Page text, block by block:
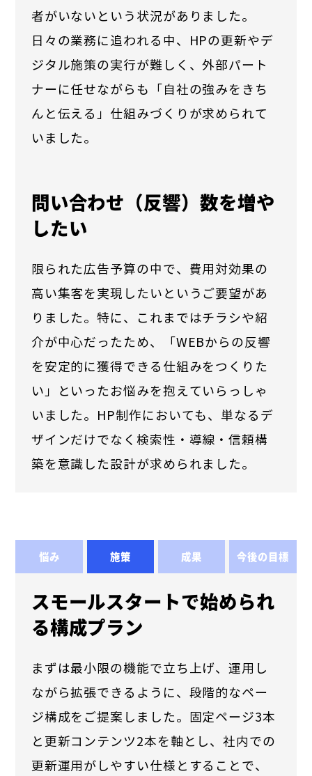
者がいないという状況がありました。
日々の業務に追われる中、HPの更新やデ
ジタル施策の実行が難しく、外部パート
ナーに任せながらも「自社の強みをきち
んと伝える」仕組みづくりが求められて
いました。
問い合わせ（反響）数を増や
したい
限られた広告予算の中で、費用対効果の
高い集客を実現したいというご要望があ
りました。特に、これまではチラシや紹
介が中心だったため、「WEBからの反響
を安定的に獲得できる仕組みをつくりた
い」といったお悩みを抱えていらっしゃ
いました。HP制作においても、単なるデ
ザインだけでなく検索性・導線・信頼構
築を意識した設計が求められました。
悩み 施策 成果 今後の目標
スモールスタートで始められ
る構成プラン
まずは最小限の機能で立ち上げ、運用し
ながら拡張できるように、段階的なペー
ジ構成をご提案しました。固定ページ3本
と更新コンテンツ2本を軸とし、社内での
更新運用がしやすい仕様とすることで、